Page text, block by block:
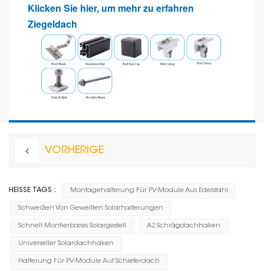
Klicken Sie hier, um mehr zu erfahren
Ziegeldach
VORHERIGE
HEISSE TAGS : Montagehalterung Für PV-Module Aus Edelstahl
Schweißen Von Gewellten Solarhalterungen
Schnell Montierbares Solargestell A2 Schrägdachhaken
Universeller Solardachhaken
Halterung Für PV-Module Auf Schieferdach